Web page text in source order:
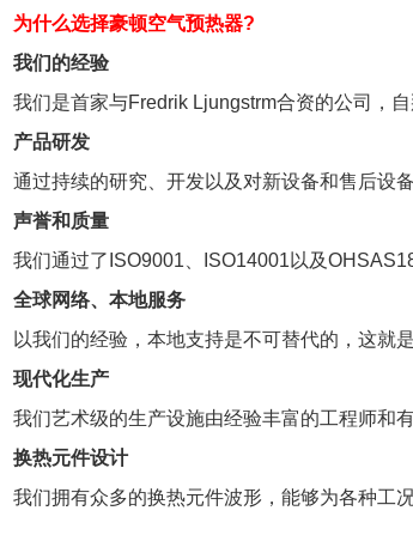
为什么选择豪顿空气预热器?
我们的经验
我们是首家与Fredrik Ljungstrm合资的公司，
产品研发
通过持续的研究、开发以及对新设备和售后设
声誉和质量
我们通过了ISO9001、ISO14001以及
全球网络、本地服务
以我们的经验，本地支持是不可替代的，这就
现代化生产
我们艺术级的生产设施由经验丰富的工程师和
换热元件设计
我们拥有众多的换热元件波形，能够为各种工